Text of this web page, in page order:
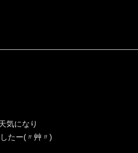
気になり
たー(〃艸〃)